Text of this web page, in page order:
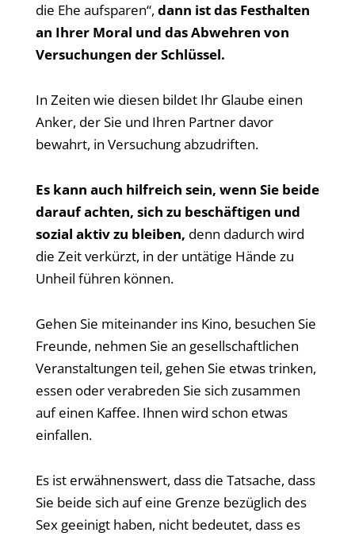
die Ehe aufsparen“, dann ist das Festhalten
an Ihrer Moral und das Abwehren von
Versuchungen der Schlüssel.
In Zeiten wie diesen bildet Ihr Glaube einen
Anker, der Sie und Ihren Partner davor
bewahrt, in Versuchung abzudriften.
Es kann auch hilfreich sein, wenn Sie beide
darauf achten, sich zu beschäftigen und
sozial aktiv zu bleiben, denn dadurch wird
die Zeit verkürzt, in der untätige Hände zu
Unheil führen können.
Gehen Sie miteinander ins Kino, besuchen Sie
Freunde, nehmen Sie an gesellschaftlichen
Veranstaltungen teil, gehen Sie etwas trinken,
essen oder verabreden Sie sich zusammen
auf einen Kaffee. Ihnen wird schon etwas
einfallen.
Es ist erwähnenswert, dass die Tatsache, dass
Sie beide sich auf eine Grenze bezüglich des
Sex geeinigt haben, nicht bedeutet, dass es